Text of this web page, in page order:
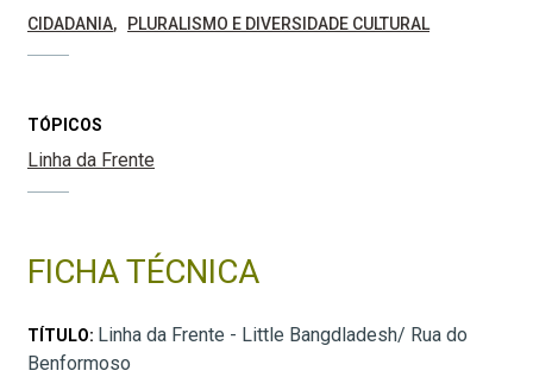
CIDADANIA
PLURALISMO E DIVERSIDADE CULTURAL
TÓPICOS
Linha da Frente
FICHA TÉCNICA
TÍTULO: Linha da Frente - Little Bangdladesh/ Rua do
Benformoso